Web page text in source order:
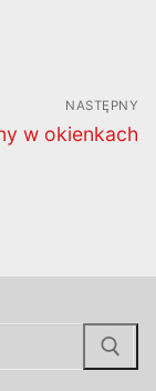
NASTĘPNY
w okienkach